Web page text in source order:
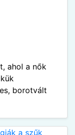
ahol a nők
borotvált